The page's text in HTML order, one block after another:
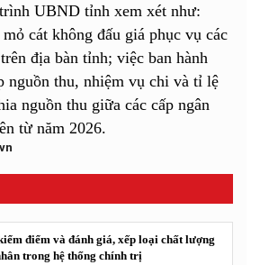
UBND tỉnh xem xét như:
cát không đấu giá phục vụ các
địa bàn tỉnh; việc ban hành
nguồn thu, nhiệm vụ chi và tỉ lệ
nguồn thu giữa các cấp ngân
từ năm 2026.
điểm và đánh giá, xếp loại chất lượng
trong hệ thống chính trị